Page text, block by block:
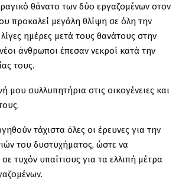
θάνατο των δύο εργαζομένων στον
προκαλεί μεγάλη θλίψη σε όλη την
ημέρες μετά τους θανάτους στην
άνθρωποι έπεσαν νεκροί κατά την
τους.
μου συλλυπητήρια στις οικογένειες και
τάχιστα όλες οι έρευνες για την
του δυστυχήματος, ώστε να
τυχόν υπαίτιους για τα ελλιπή μέτρα